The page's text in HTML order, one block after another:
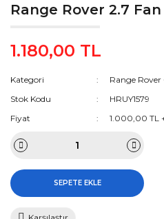
Range Rover 2.7
1.180,00 TL
Kategori
Range
Stok Kodu
HRUY1579
Fiyat
1.000,00 TL
SEPETE EKLE